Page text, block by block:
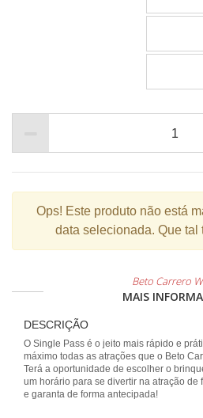
Ops! Este produto não está
data selecionada. Que tal
Beto Carrero
MAIS
DESCRIÇÃO
O Single Pass é o jeito mais rápido e
máximo todas as atrações que o Beto
Terá a oportunidade de escolher o
um horário para se divertir na atração de
e garanta de forma antecipada!